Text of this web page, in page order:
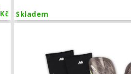
Kč Skladem